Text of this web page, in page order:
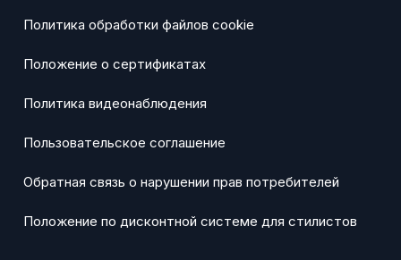
Политика обработки файлов cookie
Положение о сертификатах
Политика видеонаблюдения
Пользовательское соглашение
Обратная связь о нарушении прав потребителей
Положение по дисконтной системе для стилистов